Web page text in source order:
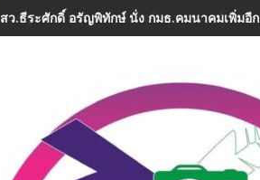
สว.ธีระศักดิ์ อรัญพิทักษ์ นั่ง กมธ.คมนาคมเพิ่มอี